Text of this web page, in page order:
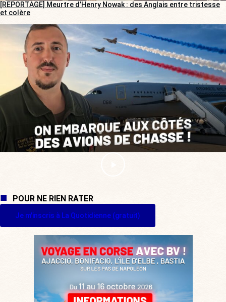
[REPORTAGE] Meurtre d’Henry Nowak : des Anglais entre tristesse
et colère
POUR NE RIEN RATER
Je m'inscris à La Quotidienne (gratuit)